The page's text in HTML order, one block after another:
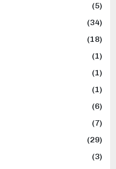
(5)
(34)
(18)
(1)
(1)
(1)
(6)
(7)
(29)
(3)